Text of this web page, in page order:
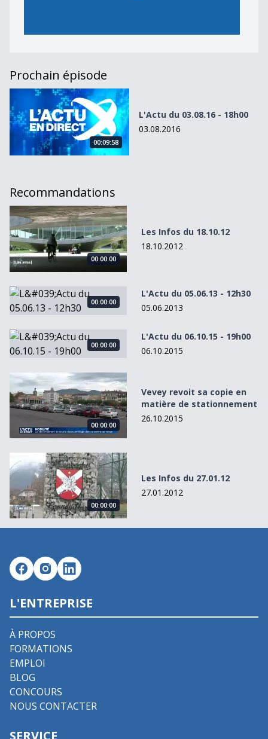
Prochain épisode
L&#039;Actu du 03.08.16 - 18h00
00:09:58
L'Actu du 03.08.16 - 18h00
03.08.2016
Recommandations
Les Infos du 18.10.12
00:00:00
Les Infos du 18.10.12
18.10.2012
L&#039;Actu du 05.06.13 - 12h30
00:00:00
L'Actu du 05.06.13 - 12h30
05.06.2013
L&#039;Actu du 06.10.15 - 19h00
00:00:00
L'Actu du 06.10.15 - 19h00
06.10.2015
Vevey revoit sa copie en matière de stationnement
00:00:00
Vevey revoit sa copie en
matière de stationnement
26.10.2015
Les Infos du 27.01.12
00:00:00
Les Infos du 27.01.12
27.01.2012
L'ENTREPRISE
À PROPOS
FORMATIONS
EMPLOI
BLOG
CONCOURS
NOUS CONTACTER
SERVICE